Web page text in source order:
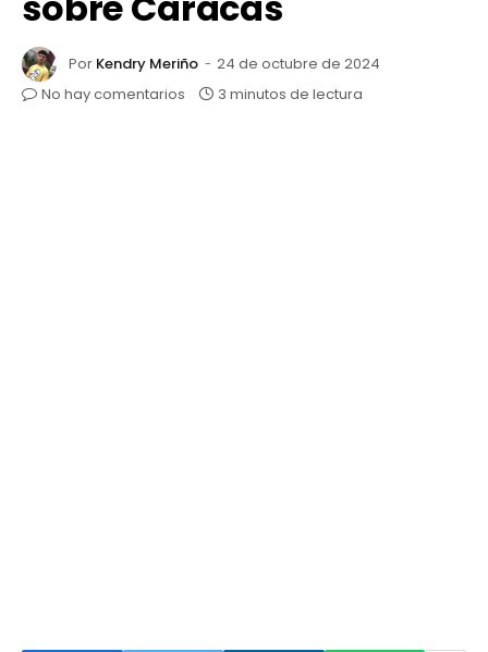
Por Kendry Meriño
24 de octubre de 2024
No hay comentarios
3 minutos de lectura